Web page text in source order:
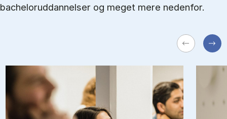
bacheloruddannelser og meget mere nedenfor.